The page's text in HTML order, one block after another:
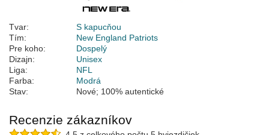
Tvar:
S kapucňou
Tím:
New England Patriots
Pre koho:
Dospelý
Dizajn:
Unisex
Liga:
NFL
Farba:
Modrá
Stav:
Nové; 100% autentické
Recenzie zákazníkov